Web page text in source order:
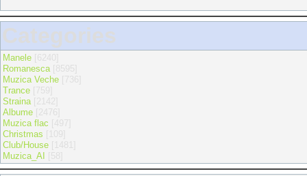
Categories
Manele
Romanesca
Muzica Veche
Trance
Straina
Albume
Muzica flac
Christmas
Club/House
Muzica_AI